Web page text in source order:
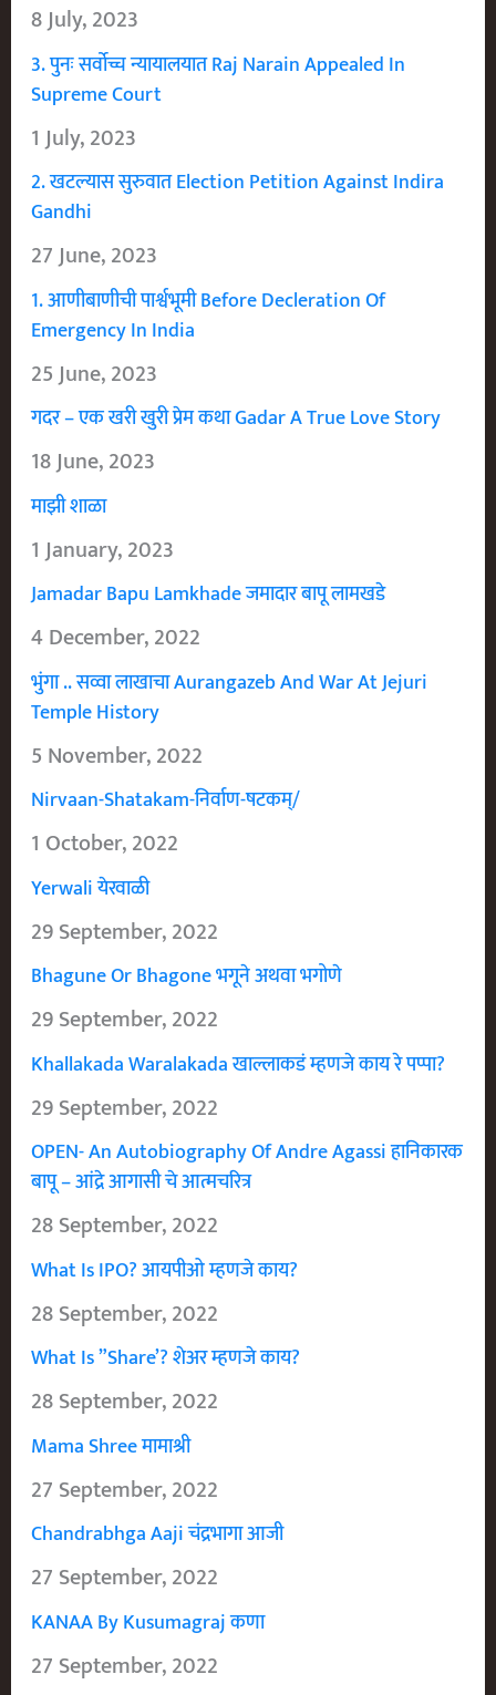
8 July, 2023
3. पुनः सर्वोच्च न्यायालयात Raj Narain Appealed In
Supreme Court
1 July, 2023
2. खटल्यास सुरुवात Election Petition Against Indira
Gandhi
27 June, 2023
1. आणीबाणीची पार्श्वभूमी Before Decleration Of
Emergency In India
25 June, 2023
गदर – एक खरी खुरी प्रेम कथा Gadar A True Love Story
18 June, 2023
माझी शाळा
1 January, 2023
Jamadar Bapu Lamkhade जमादार बापू लामखडे
4 December, 2022
भुंगा .. सव्वा लाखाचा Aurangazeb And War At Jejuri
Temple History
5 November, 2022
Nirvaan-Shatakam-निर्वाण-षटकम्/
1 October, 2022
Yerwali येरवाळी
29 September, 2022
Bhagune Or Bhagone भगूने अथवा भगोणे
29 September, 2022
Khallakada Waralakada खाल्लाकडं म्हणजे काय रे पप्पा?
29 September, 2022
OPEN- An Autobiography Of Andre Agassi हानिकारक
बापू – आंद्रे आगासी चे आत्मचरित्र
28 September, 2022
What Is IPO? आयपीओ म्हणजे काय?
28 September, 2022
What Is ”Share’? शेअर म्हणजे काय?
28 September, 2022
Mama Shree मामाश्री
27 September, 2022
Chandrabhga Aaji चंद्रभागा आजी
27 September, 2022
KANAA By Kusumagraj कणा
27 September, 2022